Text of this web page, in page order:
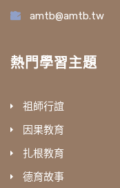
amtb@amtb.tw
熱門學習主題
祖師行誼
因果教育
扎根教育
德育故事